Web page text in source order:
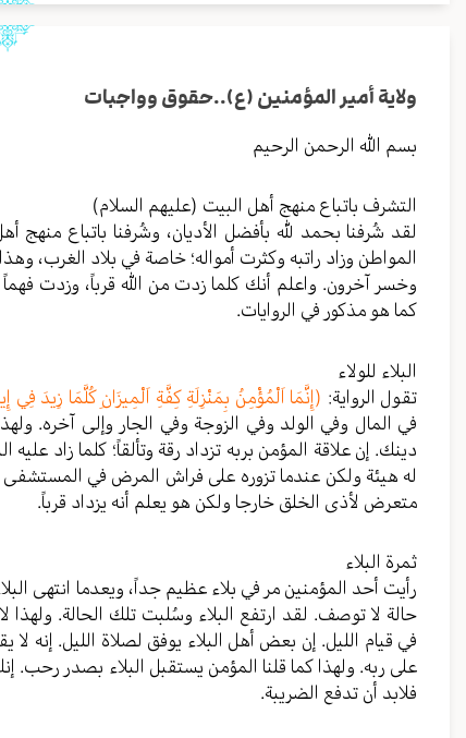
ولاية أمير المؤمنين (ع)..حقوق وواجبات
بسم الله الرحمن الرحيم
التشرف باتباع منهج أهل البيت (عليهم السلام)
لقد شُرفنا بحمد لله بأفضل الأديان، وشُرفنا باتباع
المواطن وزاد راتبه وكثرت أمواله؛ خاصة في بلاد الغرب،
وخسر آخرون. واعلم أنك كلما زدت من الله قرباً، وزدت فهماً
كما هو مذكور في الروايات.
البلاء للولاء
تقول الرواية: (إِنَّمَا اَلْمُؤْمِنُ بِمَنْزِلَةِ كِفَّةِ اَلْمِيزَانِ كُلَّمَا زِيدَ فِي
في المال وفي الولد وفي الزوجة وفي الجار وإلى آخره.
دينك. إن علاقة المؤمن بربه تزداد رقة وتألقاً؛ كلما زاد
له هيئة ولكن عندما تزوره على فراش المرض في
متعرض لأذى الخلق خارجا ولكن هو يعلم أنه يزداد قرباً.
ثمرة البلاء
رأيت أحد المؤمنين مر في بلاء عظيم جداً، ويعدما انتهى
حالة لا توصف. لقد ارتفع البلاء وسُلبت تلك الحالة.
في قيام الليل. إن بعض أهل البلاء يوفق لصلاة الليل. إنه لا
على ربه. ولهذا كما قلنا المؤمن يستقبل البلاء بصدر رحب.
فلابد أن تدفع الضريبة.